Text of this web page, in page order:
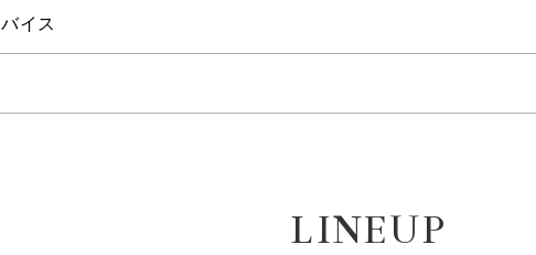
イス
チルリチン酸２Ｋ、テトラヘキシルデカン酸アスコルビル、トコフェロ
フィトステリル／オクチルドデシル）、ＥＤＴＡ－２Ｎａ、エリスリト
LINEUP